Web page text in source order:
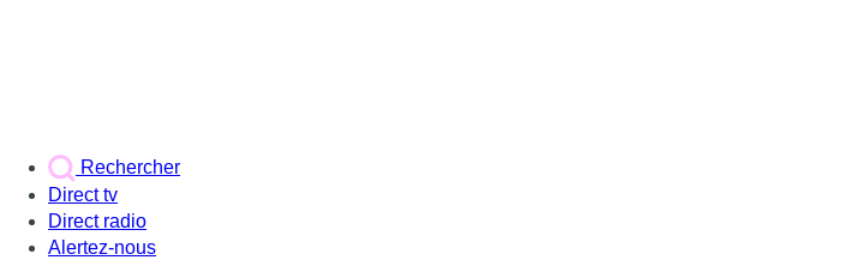
Rechercher
Direct tv
Direct radio
Alertez-nous